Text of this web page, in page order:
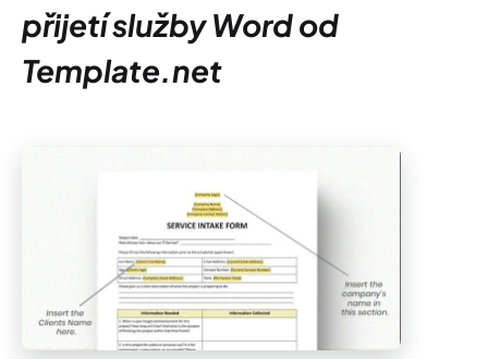
přijetí služby Word od
Template.net